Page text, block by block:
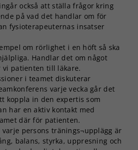
ingår också att ställa frågor kring
på vad det handlar om för
fysioterapeuternas insatser
om rörlighet i en höft så ska
Handlar det om något
vi patienten till läkare.
i teamet diskuterar
varje vecka går det
koppla in den expertis som
har en aktiv kontakt med
där för patienten.
persons tränings¬upplägg är
balans, styrka, uppresning och